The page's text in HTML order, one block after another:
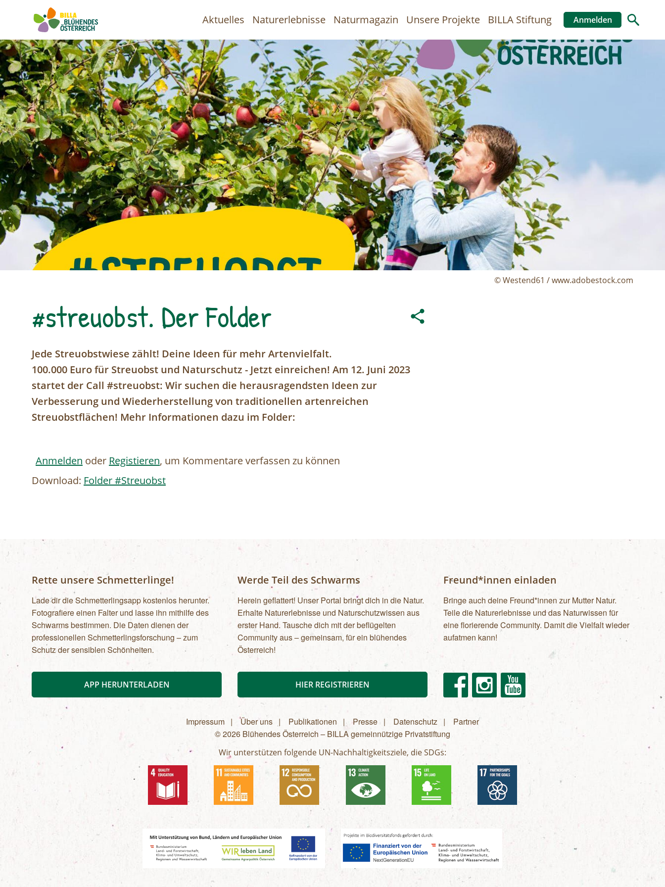
Direkt
zum
Inhalt
Hauptnavigation
Aktuelles Naturerlebnisse Naturmagazin Unsere Projekte BILLA Stiftung Anmelden
Image
© Westend61 / www.adobestock.com
#streuobst. Der Folder
Jede Streuobstwiese zählt! Deine Ideen für mehr Artenvielfalt.
100.000 Euro für Streuobst und Naturschutz - Jetzt einreichen! Am 12. Juni 2023
startet der Call #streuobst: Wir suchen die herausragendsten Ideen zur
Verbesserung und Wiederherstellung von traditionellen artenreichen
Streuobstflächen! Mehr Informationen dazu im Folder:
Anmelden oder Registieren, um Kommentare verfassen zu können
Download: Folder #Streuobst
Rette unsere Schmetterlinge!
Lade dir die Schmetterlingsapp kostenlos herunter.
Fotografiere einen Falter und lasse ihn mithilfe des
Schwarms bestimmen. Die Daten dienen der
professionellen Schmetterlingsforschung – zum
Schutz der sensiblen Schönheiten.
APP HERUNTERLADEN
Werde Teil des Schwarms
Herein geflattert! Unser Portal bringt dich in die Natur.
Erhalte Naturerlebnisse und Naturschutzwissen aus
erster Hand. Tausche dich mit der beflügelten
Community aus – gemeinsam, für ein blühendes
Österreich!
HIER REGISTRIEREN
Freund*innen einladen
Bringe auch deine Freund*innen zur Mutter Natur.
Teile die Naturerlebnisse und das Naturwissen für
eine florierende Community. Damit die Vielfalt wieder
aufatmen kann!
FacebookInstagram Youtube
Fußzeilenmenü
Impressum Über uns Publikationen Presse Datenschutz
Partner
© 2026 Blühendes Österreich – BILLA gemeinnützige Privatstiftung
Wir unterstützen folgende UN-Nachhaltigkeitsziele, die SDGs: